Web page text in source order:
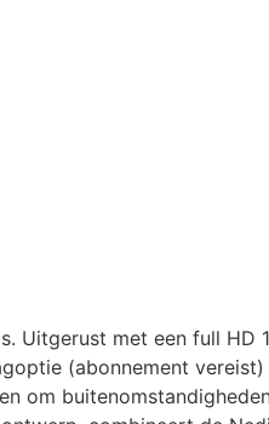
Uitgerust met een full HD
(abonnement
om